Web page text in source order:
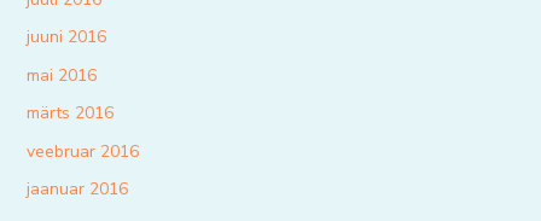
juuni 2016
mai 2016
märts 2016
veebruar 2016
jaanuar 2016